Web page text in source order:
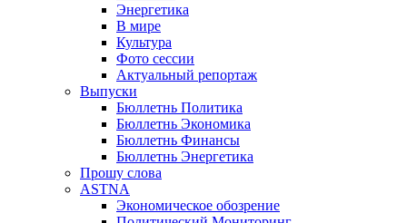
Энергетика
В мире
Культура
Фото сессии
Актуальный репортаж
Выпуски
Бюллетнь Политика
Бюллетнь Экономика
Бюллетнь Финансы
Бюллетнь Энергетика
Прошу слова
ASTNA
Экономическое обозрение